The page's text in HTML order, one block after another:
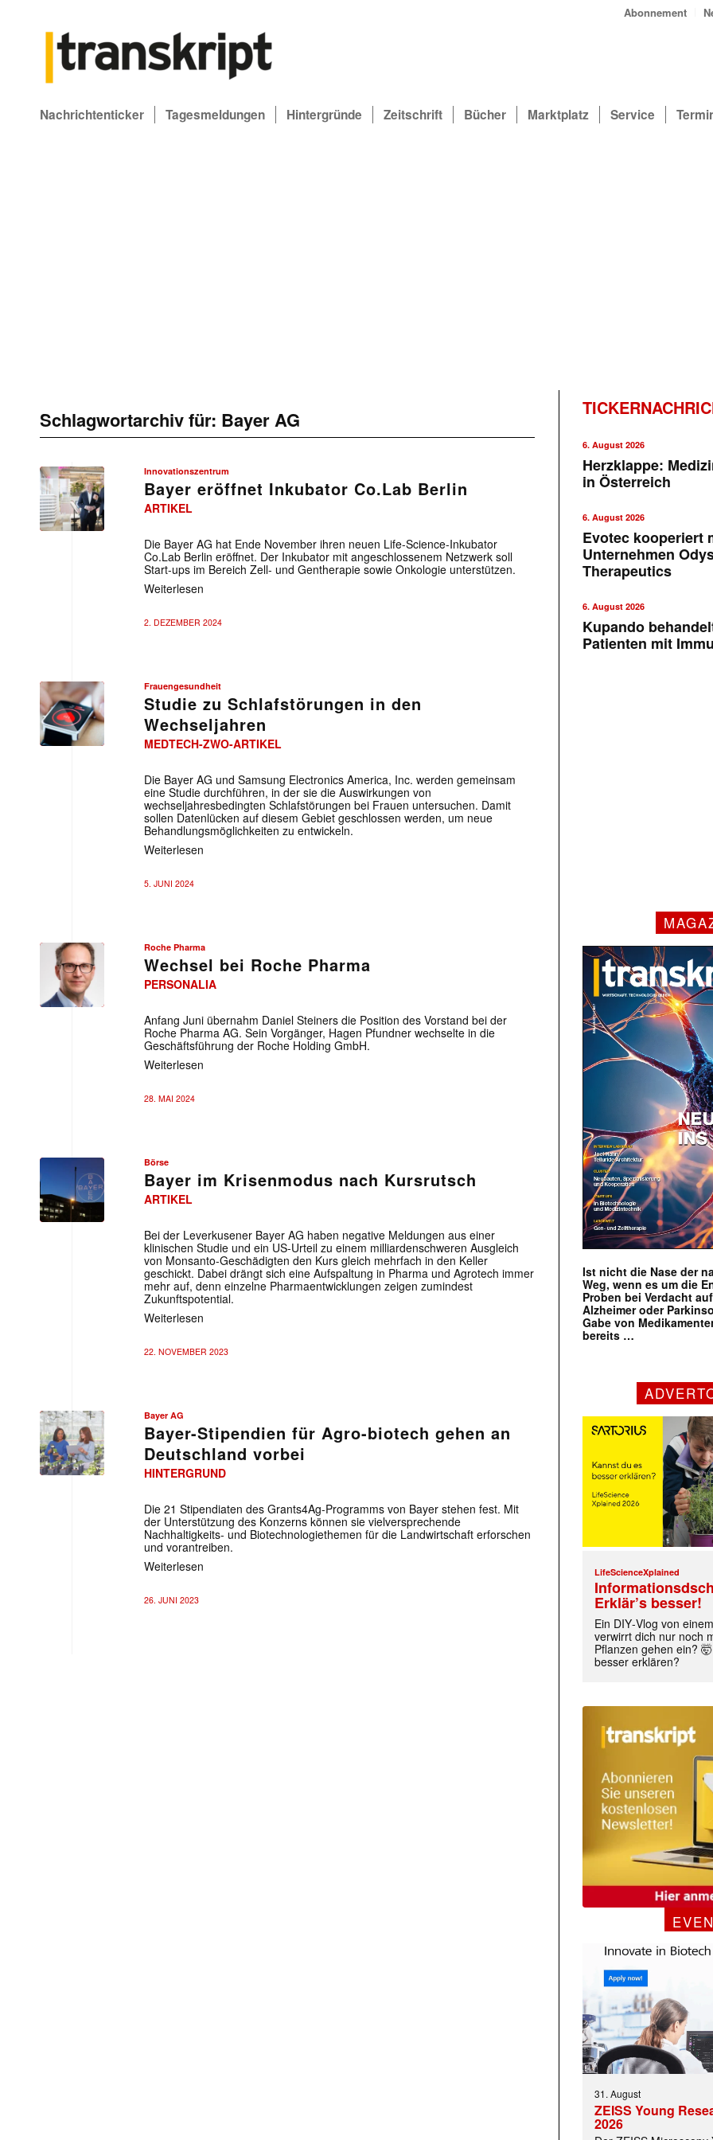
Abonnement
Nachrichtenticker Tagesmeldungen Hintergründe Zeitschrift Bücher Marktplatz Service
Schlagwortarchiv für: Bayer AG
Innovationszentrum
Bayer eröffnet Inkubator Co.Lab Berlin
ARTIKEL
Die Bayer AG hat Ende November ihren neuen Life-Science-Inkubator
Co.Lab Berlin eröffnet. Der Inkubator mit angeschlossenem Netzwerk soll
Start-ups im Bereich Zell- und Gentherapie sowie Onkologie unterstützen.
Weiterlesen
2. DEZEMBER 2024
Frauengesundheit
Studie zu Schlafstörungen in den
Wechseljahren
MEDTECH-ZWO-ARTIKEL
Die Bayer AG und Samsung Electronics America, Inc. werden gemeinsam
eine Studie durchführen, in der sie die Auswirkungen von
wechseljahresbedingten Schlafstörungen bei Frauen untersuchen. Damit
sollen Datenlücken auf diesem Gebiet geschlossen werden, um neue
Behandlungsmöglichkeiten zu entwickeln.
Weiterlesen
5. JUNI 2024
Roche
Roche Pharma
Wechsel bei Roche Pharma
PERSONALIA
Anfang Juni übernahm Daniel Steiners die Position des Vorstand bei der
Roche Pharma AG. Sein Vorgänger, Hagen Pfundner wechselte in die
Geschäftsführung der Roche Holding GmbH.
Weiterlesen
28. MAI 2024
Börse
Bayer im Krisenmodus nach Kursrutsch
ARTIKEL
Bei der Leverkusener Bayer AG haben negative Meldungen aus einer
klinischen Studie und ein US-Urteil zu einem milliardenschweren Ausgleich
von Monsanto-Geschädigten den Kurs gleich mehrfach in den Keller
geschickt. Dabei drängt sich eine Aufspaltung in Pharma und Agrotech immer
mehr auf, denn einzelne Pharmaentwicklungen zeigen zumindest
Zukunftspotential.
Weiterlesen
22. NOVEMBER 2023
Bayer AG
Bayer-Stipendien für Agro-biotech gehen an
Deutschland vorbei
HINTERGRUND
Die 21 Stipendiaten des Grants4Ag-Programms von Bayer stehen fest. Mit
der Unterstützung des Konzerns können sie vielversprechende
Nachhaltigkeits- und Biotechnologiethemen für die Landwirtschaft erforschen
und vorantreiben.
Weiterlesen
26. JUNI 2023
6. August 2026
Herzklappe:
in Österreich
6. August 2026
Evotec kooperiert
Unternehmen
Therapeutics
6. August 2026
Kupando
Patienten mit
Ist nicht die Nase der
Weg, wenn es um die
Proben bei Verdacht
Alzheimer oder
Gabe von
bereits …
LifeScienceXplained
Erklär’s besser!
Ein DIY‑Vlog von
verwirrt dich nur noch
Pflanzen gehen ein?
besser erklären?
31. August
ZEISS Young
2026